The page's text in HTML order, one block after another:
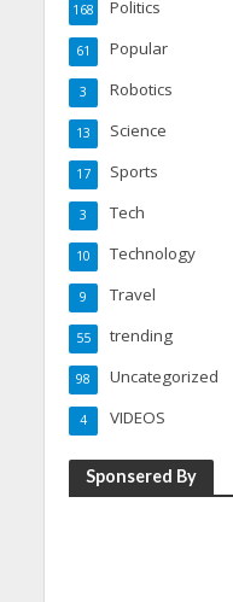
Politics
168
Popular
61
Robotics
3
Science
13
Sports
17
Tech
3
Technology
10
Travel
9
trending
55
Uncategorized
98
VIDEOS
4
Sponsered By